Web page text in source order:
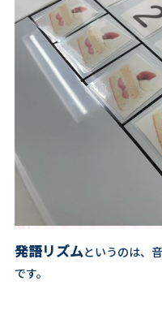
発語リズムというのは、
です。